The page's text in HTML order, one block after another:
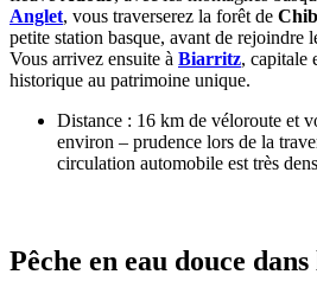
Anglet, vous traverserez la forêt de
petite station basque, avant de rejoindre
Vous arrivez ensuite à Biarritz, capitale
historique au patrimoine unique.
Distance : 16 km de véloroute et
environ – prudence lors de la
circulation automobile est très
Pêche en eau douce